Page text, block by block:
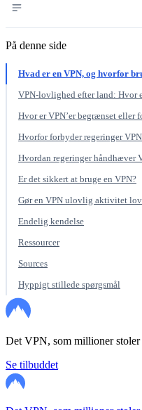
På denne side
Hvad er en VPN, og hvorfor
VPN-lovlighed efter land: Hvor
Hvor er VPN’er begrænset eller
Hvorfor forbyder regeringer
Hvordan regeringer håndhæver
Er det sikkert at bruge en VPN?
Gør en VPN ulovlig aktivitet
Endelig kendelse
Ressourcer
Sources
Hyppigt stillede spørgsmål
Det VPN, som millioner stoler
Se tilbuddet